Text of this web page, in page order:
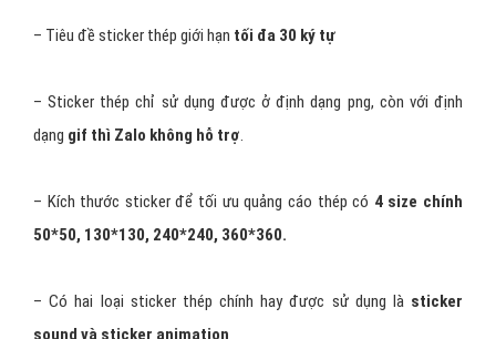
– Tiêu đề sticker thép giới hạn tối đa 30 ký tự
– Sticker thép chỉ sử dụng được ở định dạng png, còn với định
dạng gif thì Zalo không hỗ trợ
– Kích thước sticker để tối ưu quảng cáo thép có 4 size chính
50*50, 130*130, 240*240, 360*360.
– Có hai loại sticker thép chính hay được sử dụng là sticker
sound và sticker animation